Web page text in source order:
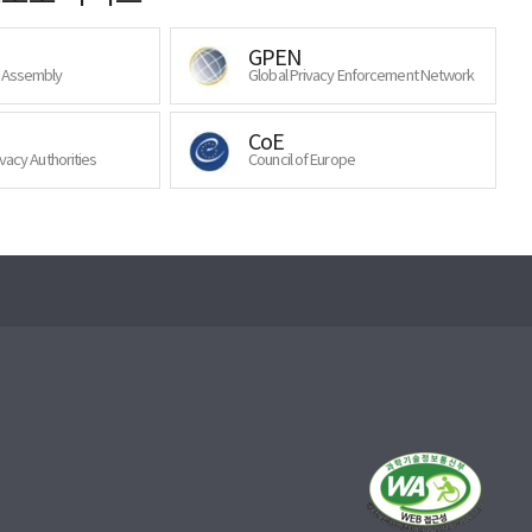
GPEN
Global Privacy Enforcement Network
Authorities
CoE
Council of Europe